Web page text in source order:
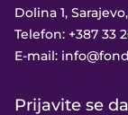
Dolina 1,
Telefon: +387 33
E-mail:
Prijavite se